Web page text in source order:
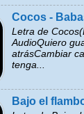
Cocos -
Letra de
AudioQuiero
atrásCambiar
tenga...
Bajo el